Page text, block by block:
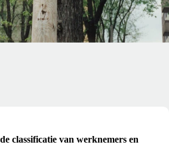
classificatie van werknemers en